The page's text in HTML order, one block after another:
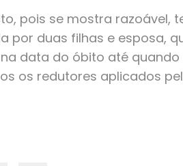
pois se mostra
duas filhas e esposa,
data do óbito até
os redutores aplicados